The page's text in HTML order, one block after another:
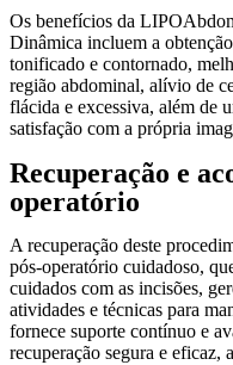
Os benefícios da
Dinâmica incluem a
tonificado e contornado,
região abdominal, alívio de
flácida e excessiva, além de
satisfação com a própria
Recuperação e
operatório
A recuperação deste
pós-operatório cuidadoso,
cuidados com as incisões,
atividades e técnicas para
fornece suporte contínuo e
recuperação segura e eficaz,